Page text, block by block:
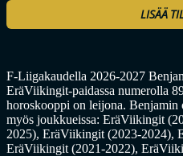
LISÄÄ
F-Liigakaudella 2026-2027
EräViikingit-paidassa numerolla
horoskooppi on leijona. Benjamin
myös joukkueissa: EräViikingit
2025), EräViikingit (2023-2024),
EräViikingit (2021-2022),